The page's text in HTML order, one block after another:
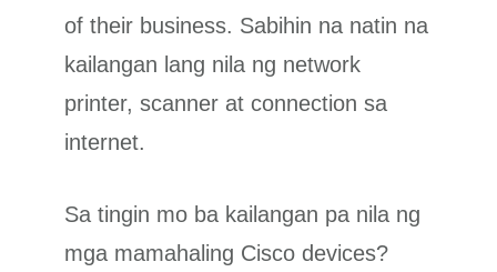
of their business. Sabihin na natin na
kailangan lang nila ng network
printer, scanner at connection sa
internet.
Sa tingin mo ba kailangan pa nila ng
mga mamahaling Cisco devices?